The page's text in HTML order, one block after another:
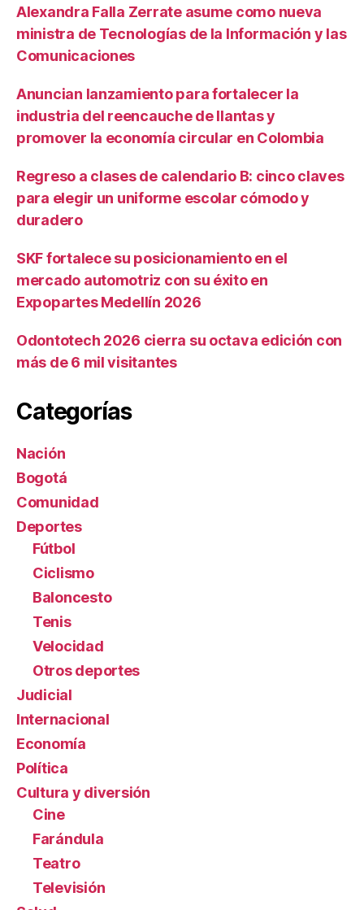
Alexandra Falla Zerrate asume como nueva
ministra de Tecnologías de la Información y las
Comunicaciones
Anuncian lanzamiento para fortalecer la
industria del reencauche de llantas y
promover la economía circular en Colombia
Regreso a clases de calendario B: cinco claves
para elegir un uniforme escolar cómodo y
duradero
SKF fortalece su posicionamiento en el
mercado automotriz con su éxito en
Expopartes Medellín 2026
Odontotech 2026 cierra su octava edición con
más de 6 mil visitantes
Categorías
Nación
Bogotá
Comunidad
Deportes
Fútbol
Ciclismo
Baloncesto
Tenis
Velocidad
Otros deportes
Judicial
Internacional
Economía
Política
Cultura y diversión
Cine
Farándula
Teatro
Televisión